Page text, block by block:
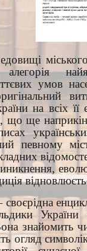
умов
на всіх її
що ще
певному
знайомить
огляд